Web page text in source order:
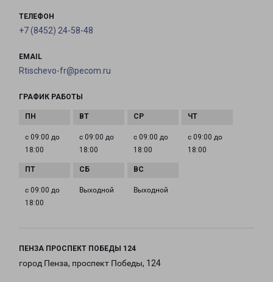
ТЕЛЕФОН
+7 (8452) 24-58-48
EMAIL
Rtischevo-fr@pecom.ru
ГРАФИК РАБОТЫ
с 09:00 до
18:00
с 09:00 до
18:00
с 09:00 до
18:00
с 09:00 до
18:00
с 09:00 до
18:00
Выходной Выходной
ПЕНЗА ПРОСПЕКТ ПОБЕДЫ 124
город Пенза, проспект Победы, 124